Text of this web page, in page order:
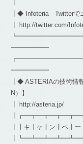
┃◆ Infoteria Twitterで
┃ http://twitter.com/
━━━━━━
━━━━━━
┃◆ ASTERIAの技術情
N）】
┃ http://asteria.jp/
┃┃キ┃ャ┃ン┃ペ┃ー